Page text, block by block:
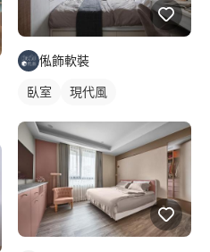
俬飾軟裝
臥室 現代風